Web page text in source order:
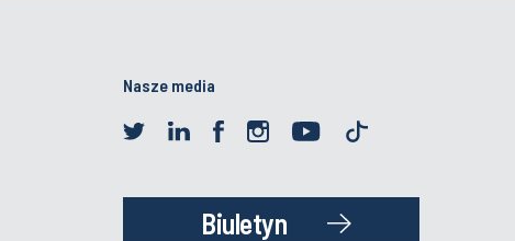
Nasze media
Biuletyn